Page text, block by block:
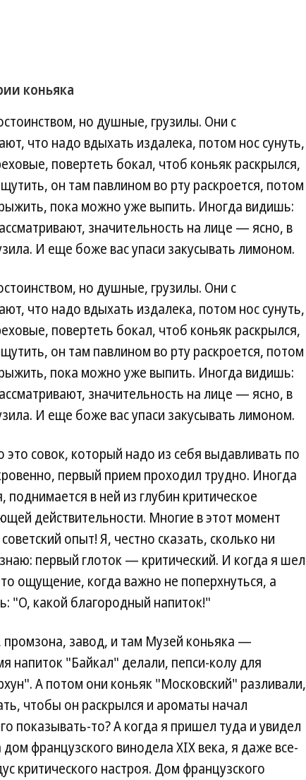
коньяка
но душные, грузилы. Они с
что надо вдыхать издалека, потом нос сунуть,
повертеть бокал, чтоб коньяк раскрылся,
он там павлином во рту раскроется, потом
пока можно уже выпить. Иногда видишь:
значительность на лице — ясно, в
И еще боже вас упаси закусывать лимоном.
но душные, грузилы. Они с
что надо вдыхать издалека, потом нос сунуть,
повертеть бокал, чтоб коньяк раскрылся,
он там павлином во рту раскроется, потом
пока можно уже выпить. Иногда видишь:
значительность на лице — ясно, в
И еще боже вас упаси закусывать лимоном.
совок, который надо из себя выдавливать по
первый прием проходил трудно. Иногда
поднимается в ней из глубин критическое
действительности. Многие в этот момент
опыт! Я, честно сказать, сколько ни
первый глоток — критический. И когда я шел
ощущение, когда важно не поперхнуться, а
"О, какой благородный напиток!"
промзона, завод, и там Музей коньяка —
напиток "Байкал" делали, пепси-колу для
А потом они коньяк "Московский" разливали,
чтобы он раскрылся и ароматы начал
показывать-то? А когда я пришел туда и увидел
французского винодела XIX века, я даже все-
критического настроя. Дом французского